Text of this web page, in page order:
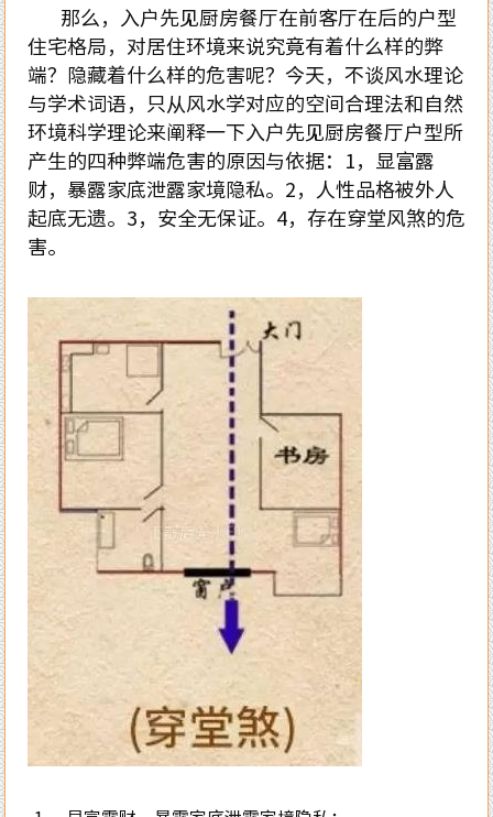
那么，入户先见厨房餐厅在前客厅在后的户型
住宅格局，对居住环境来说究竟有着什么样的弊
端？隐藏着什么样的危害呢？今天，不谈风水理论
与学术词语，只从风水学对应的空间合理法和自然
环境科学理论来阐释一下入户先见厨房餐厅户型所
产生的四种弊端危害的原因与依据：1，显富露
财，暴露家底泄露家境隐私。2，人性品格被外人
起底无遗。3，安全无保证。4，存在穿堂风煞的危
害。